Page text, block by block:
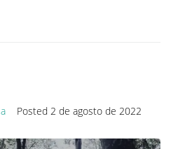
Posted 2 de agosto de 2022